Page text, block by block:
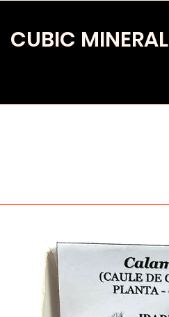
CUBIC MINERAL